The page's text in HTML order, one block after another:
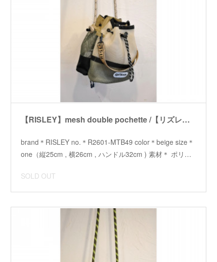
【RISLEY】mesh double pochette /【リズレイ】メッシュダブルポシェット
brand＊RISLEY no.＊R2601-MTB49 color＊beige size＊
one（縦25cm , 横26cm , ハンドル32cm ) 素材＊ ポリ…
SOLD OUT